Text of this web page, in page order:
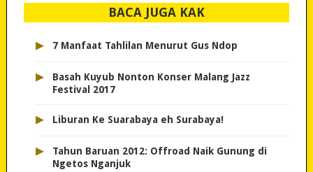
BACA JUGA KAK
▸ 7 Manfaat Tahlilan Menurut Gus Ndop
▸
Basah Kuyub Nonton Konser Malang Jazz
Festival 2017
▸ Liburan Ke Suarabaya eh Surabaya!
▸
Tahun Baruan 2012: Offroad Naik Gunung di
Ngetos Nganjuk